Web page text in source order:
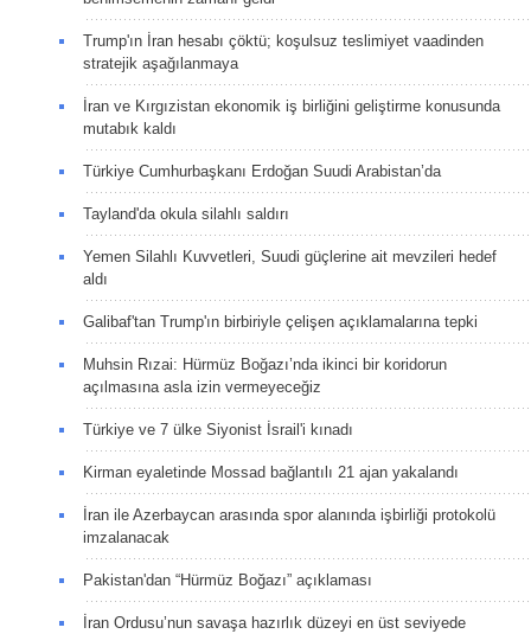
Trump'ın İran hesabı çöktü; koşulsuz teslimiyet vaadinden
stratejik aşağılanmaya
İran ve Kırgızistan ekonomik iş birliğini geliştirme konusunda
mutabık kaldı
Türkiye Cumhurbaşkanı Erdoğan Suudi Arabistan’da
Tayland'da okula silahlı saldırı
Yemen Silahlı Kuvvetleri, Suudi güçlerine ait mevzileri hedef
aldı
Galibaf'tan Trump'ın birbiriyle çelişen açıklamalarına tepki
Muhsin Rızai: Hürmüz Boğazı’nda ikinci bir koridorun
açılmasına asla izin vermeyeceğiz
Türkiye ve 7 ülke Siyonist İsrail'i kınadı
Kirman eyaletinde Mossad bağlantılı 21 ajan yakalandı
İran ile Azerbaycan arasında spor alanında işbirliği protokolü
imzalanacak
Pakistan'dan “Hürmüz Boğazı” açıklaması
İran Ordusu’nun savaşa hazırlık düzeyi en üst seviyede